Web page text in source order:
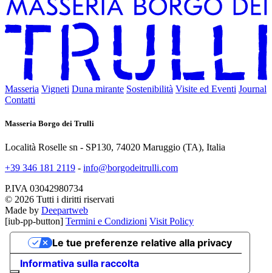
Masseria Vigneti Duna mirante Sostenibilità Visite ed Eventi Journal
Contatti
Masseria Borgo dei Trulli
Località Roselle sn - SP130, 74020 Maruggio (TA), Italia
+39 346 181 2119 - info@borgodeitrulli.com
P.IVA 03042980734
© 2026 Tutti i diritti riservati
Made by Deepartweb
[iub-pp-button] Termini e Condizioni Visit Policy
Informativa sulla raccolta
Le tue preferenze relative alla privacy